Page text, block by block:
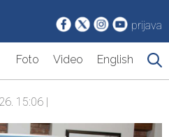
prijava
Foto Video English
15:06 |